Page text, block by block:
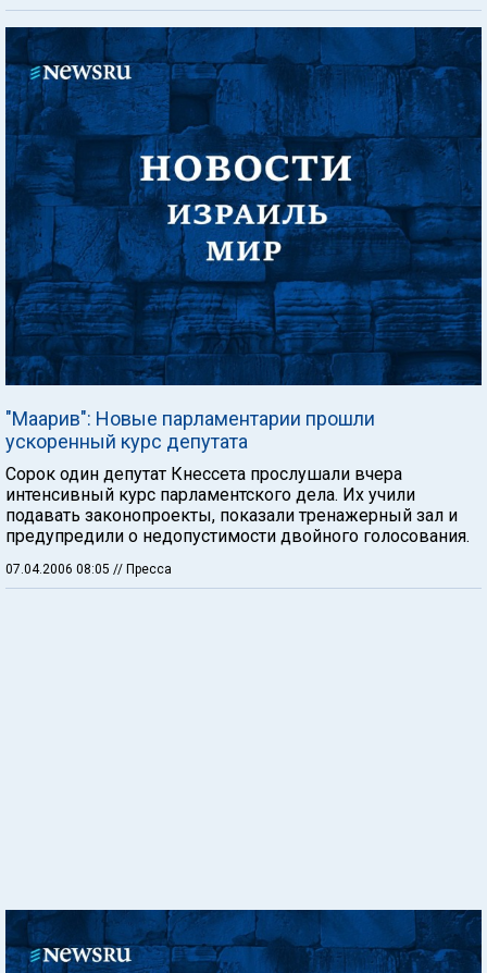
"Маарив": Новые парламентарии прошли
ускоренный курс депутата
Сорок один депутат Кнессета прослушали вчера
интенсивный курс парламентского дела. Их учили
подавать законопроекты, показали тренажерный зал и
предупредили о недопустимости двойного голосования.
07.04.2006 08:05 // Пресса